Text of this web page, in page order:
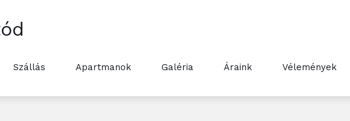
Szállás Apartmanok Galéria Áraink Vélemények